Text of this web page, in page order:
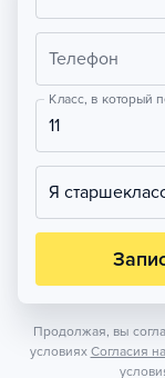
Телефон
Класс, в который
11
Я
Продолжая, вы
условиях Согласия